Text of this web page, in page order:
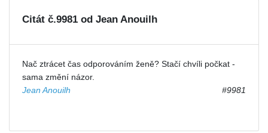
Citát č.9981 od Jean Anouilh
Nač ztrácet čas odporováním ženě? Stačí chvíli počkat -
sama změní názor.
Jean Anouilh
#9981